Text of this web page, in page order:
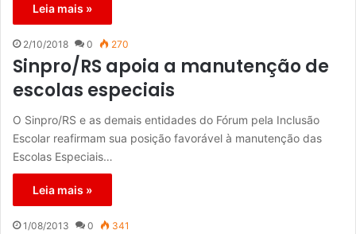
Leia mais »
2/10/2018 0 270
Sinpro/RS apoia a manutenção de
escolas especiais
O Sinpro/RS e as demais entidades do Fórum pela Inclusão
Escolar reafirmam sua posição favorável à manutenção das
Escolas Especiais…
Leia mais »
1/08/2013 0 341